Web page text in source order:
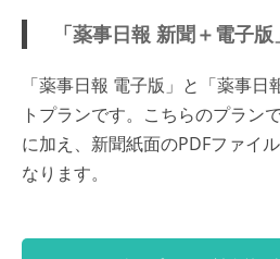
「薬事日報 新聞＋電子
「薬事日報 電子版」と「薬事
トプランです。こちらのプラン
に加え、新聞紙面のPDFファイ
なります。